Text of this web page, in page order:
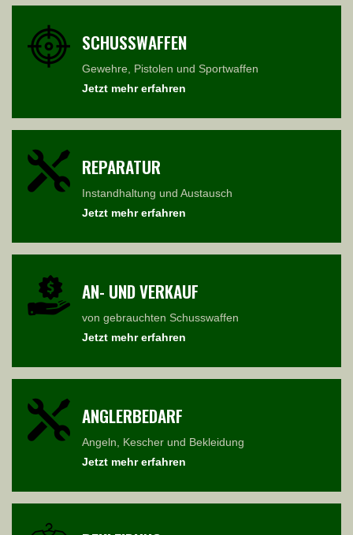
SCHUSSWAFFEN
Gewehre, Pistolen und Sportwaffen
Jetzt mehr erfahren
REPARATUR
Instandhaltung und Austausch
Jetzt mehr erfahren
AN- UND VERKAUF
von gebrauchten Schusswaffen
Jetzt mehr erfahren
ANGLERBEDARF
Angeln, Kescher und Bekleidung
Jetzt mehr erfahren